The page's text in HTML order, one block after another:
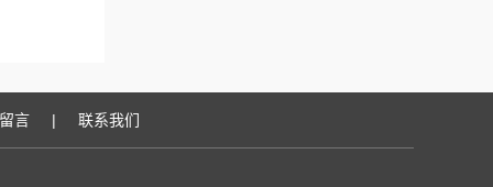
言 | 联系我们